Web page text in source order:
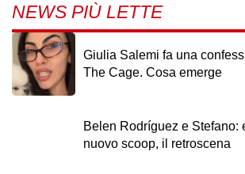
NEWS PIÙ LETTE
Giulia Salemi fa una
The Cage. Cosa emerge
Belen Rodríguez e Stefano:
nuovo scoop, il retroscena